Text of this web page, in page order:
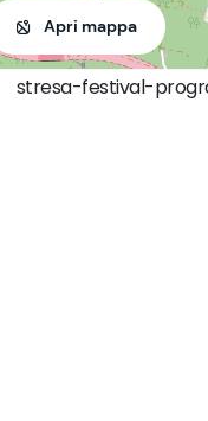
Apri mappa
stresa-festival-